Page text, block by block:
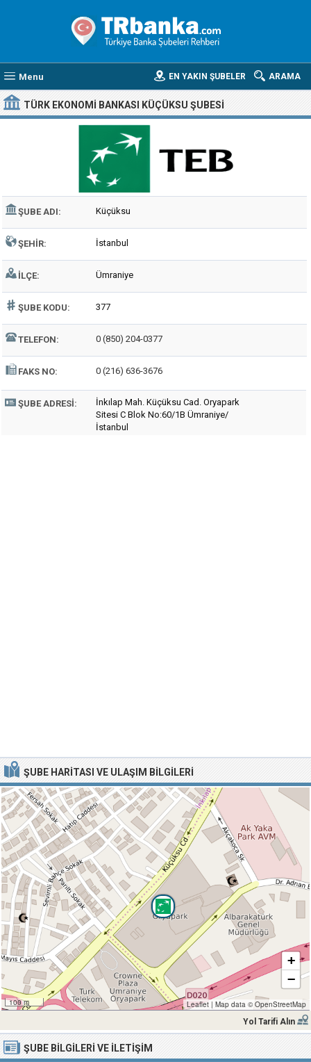
Menu ARAMA
EN YAKIN ŞUBELER
TÜRK EKONOMI BANKASI KÜÇÜKSU ŞUBESI
ŞUBE ADI: Küçüksu
ŞEHIR: İstanbul
İLÇE: Ümraniye
ŞUBE KODU: 377
TELEFON: 0 (850) 204-0377
FAKS NO: 0 (216) 636-3676
ŞUBE ADRESI:
İnkılap Mah. Küçüksu Cad. Oryapark
Sitesi C Blok No:60/1B Ümraniye/
İstanbul
ŞUBE HARITASI VE ULAŞIM BILGILERI
100 m
+
−
Leaflet | Map data ©OpenStreetMap
Yol Tarifi Alın
ŞUBE BILGILERI VE İLETIŞIM